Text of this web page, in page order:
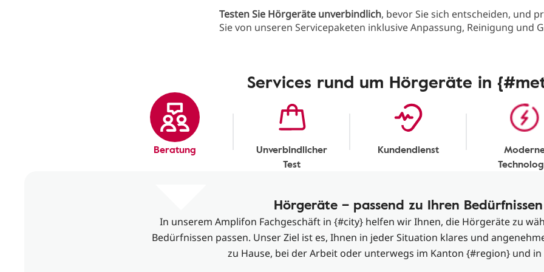
Testen Sie Hörgeräte unverbindlich, bevor Sie sich entscheiden, und
Sie von unseren Servicepaketen inklusive Anpassung, Reinigung und
Services rund um Hörgeräte in
Beratung
Unverbindlicher
Test
Kundendienst
Hörgeräte – passend zu Ihren Bedürfnissen
In unserem Amplifon Fachgeschäft in {#city} helfen wir Ihnen, die Hörgeräte zu
Bedürfnissen passen. Unser Ziel ist es, Ihnen in jeder Situation klares und
zu Hause, bei der Arbeit oder unterwegs im Kanton {#region} und